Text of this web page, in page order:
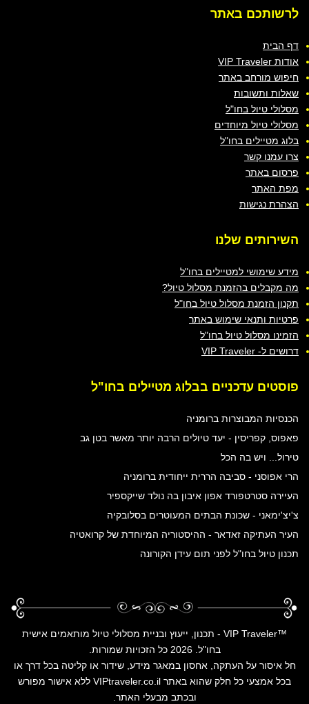
לרשותכם באתר
דף הבית
אודות VIP Traveler
חיפוש מורחב באתר
שאלות ותשובות
מסלולי טיול בחו"ל
מסלולי טיול מיוחדים
בלוג מטיילים בחו"ל
צרו עמנו קשר
פרסום באתר
מפת האתר
הצהרת נגישות
השירותים שלנו
מידע שימושי למטיילים בחו"ל
מה מקבלים בהזמנת מסלול טיול?
תקנון הזמנת מסלול טיול בחו"ל
פרטיות ותנאי שימוש באתר
הזמינו מסלול טיול בחו"ל
דרושים ל- VIP Traveler
פוסטים עדכניים בבלוג מטיילים בחו"ל
הכנסיות המבוצרות ברומניה
פאפוס, קפריסין - יעד טיולים הרבה יותר מאשר בטן גב
טירול... ויש בה הכל
הרי אפוסני - סביבה הררית ייחודית ברומניה
העיירה סטרטפורד אפון איבון בה נולד שייקספיר
צ'יצ'ימאני - שכונת הבתים המעוטרים בסלובקיה
העיר העתיקה זאדאר - ההיסטוריה המיוחדת של קרואטיה
תכנון טיול בחו"ל לפני תום עידן הקורונה
™
VIP Traveler - תכנון, ייעוץ ובניית מסלולי טיול מותאמים אישית
בחו"ל.2026 כל הזכויות שמורות.
חל איסור על העתקה, אחסון במאגר מידע, שידור או קליטה בכל דרך או
בכל אמצעי כל חלק שהוא באתר VIPtraveler.co.il ללא אישור מפורש
ובכתב מבעלי האתר.